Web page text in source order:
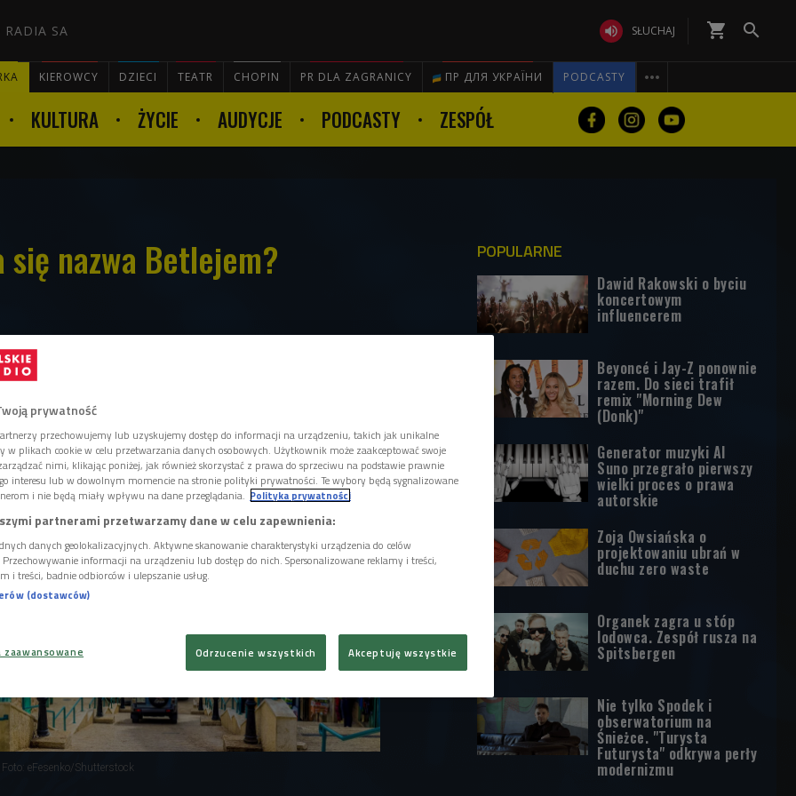
RADIA SA  SŁUCHAJ shopping_cart 
KIEROWCY DZIECI TEATR CHOPIN PR DLA ZAGRANICY ПР ДЛЯ УКРАЇНИ PODCASTY 

KULTURA ŻYCIE AUDYCJE PODCASTY ZESPÓŁ
się nazwa Betlejem?
jest w zachodniej części Judei w
Z języka hebrajskiego słowo
"dom chleba", po arabsku zaś - "dom
właśnie z tradycji rolniczych
wzięła się więc jego nazwa.
Foto: eFesenko/Shutterstock
POPULARNE
Dawid Rakowski o byciu
koncertowym
influencerem
Beyoncé i Jay-Z ponownie
razem. Do sieci trafił
remix "Morning Dew
(Donk)"
Generator muzyki AI
Suno przegrało pierwszy
wielki proces o prawa
autorskie
Zoja Owsiańska o
projektowaniu ubrań w
duchu zero waste
Organek zagra u stóp
lodowca. Zespół rusza na
Spitsbergen
Nie tylko Spodek i
obserwatorium na
Śnieżce. "Turysta
Futurysta" odkrywa perły
modernizmu
prywatność
przechowujemy lub uzyskujemy dostęp do informacji na urządzeniu, takich jak unikalne
w plikach cookie w celu przetwarzania danych osobowych. Użytkownik może zaakceptować swoje
nimi, klikając poniżej, jak również skorzystać z prawa do sprzeciwu na podstawie prawnie
interesu lub w dowolnym momencie na stronie polityki prywatności. Te wybory będą sygnalizowane
i nie będą miały wpływu na dane przeglądania. Polityka prywatności
partnerami przetwarzamy dane w celu zapewnienia:
danych geolokalizacyjnych. Aktywne skanowanie charakterystyki urządzenia do celów
informacji na urządzeniu lub dostęp do nich. Spersonalizowane reklamy i treści,
i treści, badnie odbiorców i ulepszanie usług.
(dostawców)
Odrzucenie wszystkich Akceptuję wszystkie